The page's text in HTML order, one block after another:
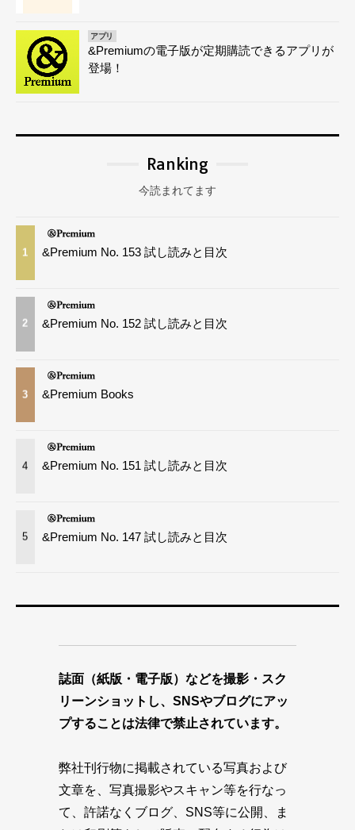
アプリ
&Premiumの電子版が定期購読できるアプリが
登場！
Ranking
今読まれてます
1 &Premium No. 153 試し読みと目次
2 &Premium No. 152 試し読みと目次
3 &Premium Books
4 &Premium No. 151 試し読みと目次
5 &Premium No. 147 試し読みと目次
誌面（紙版・電子版）などを撮影・スク
リーンショットし、SNSやブログにアッ
プすることは法律で禁止されています。
弊社刊行物に掲載されている写真および
文章を、写真撮影やスキャン等を行なっ
て、許諾なくブログ、SNS等に公開、ま